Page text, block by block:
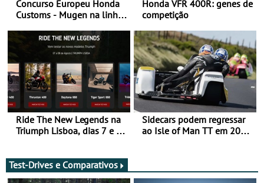
Concurso Europeu Honda
Customs - Mugen na linha
ganhar
Honda VFR 400R: genes de
competição
Ride The New Legends na
Triumph Lisboa, dias 7 e 8
Sidecars podem regressar
ao Isle of Man TT em 2027
Test-Drives e Comparativos